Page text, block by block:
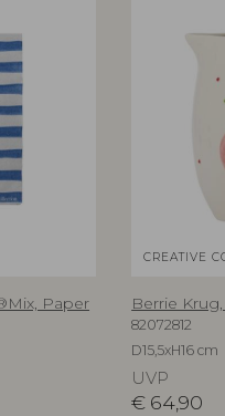
Paper
CREATIVE
Berrie
82072812
D15,5xH16 cm
UVP
€ 64,90